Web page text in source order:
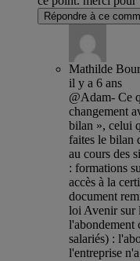
Répondre à ce
Mathilde
il y a 6 ans
@Adam- Ce
changement
bilan », celui
faites le bilan
au cours des
: formations
accès à la
document
loi Avenir sur
l'abondement
salariés) :
l'entreprise